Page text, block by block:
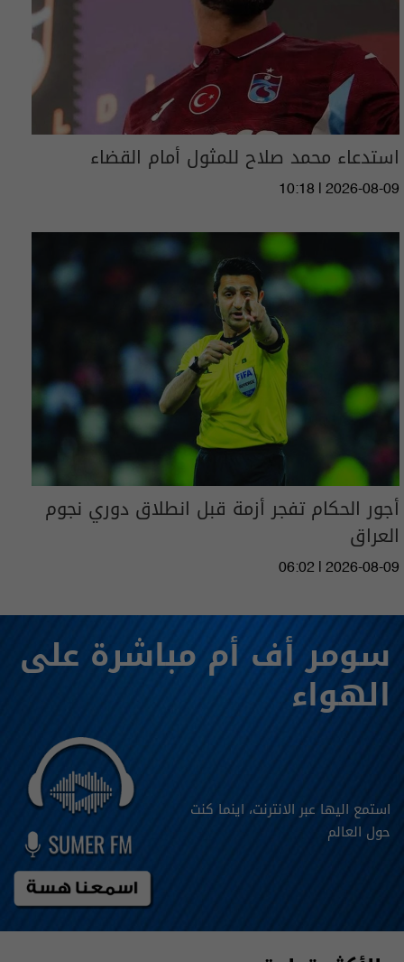
استدعاء محمد صلاح للمثول أمام القضاء
10:18 | 2026-08-09
أجور الحكام تفجر أزمة قبل انطلاق دوري نجوم
العراق
06:02 | 2026-08-09
سومر أف أم مباشرة على
الهواء
استمع اليها عبر الانترنت، اينما كنت
حول العالم